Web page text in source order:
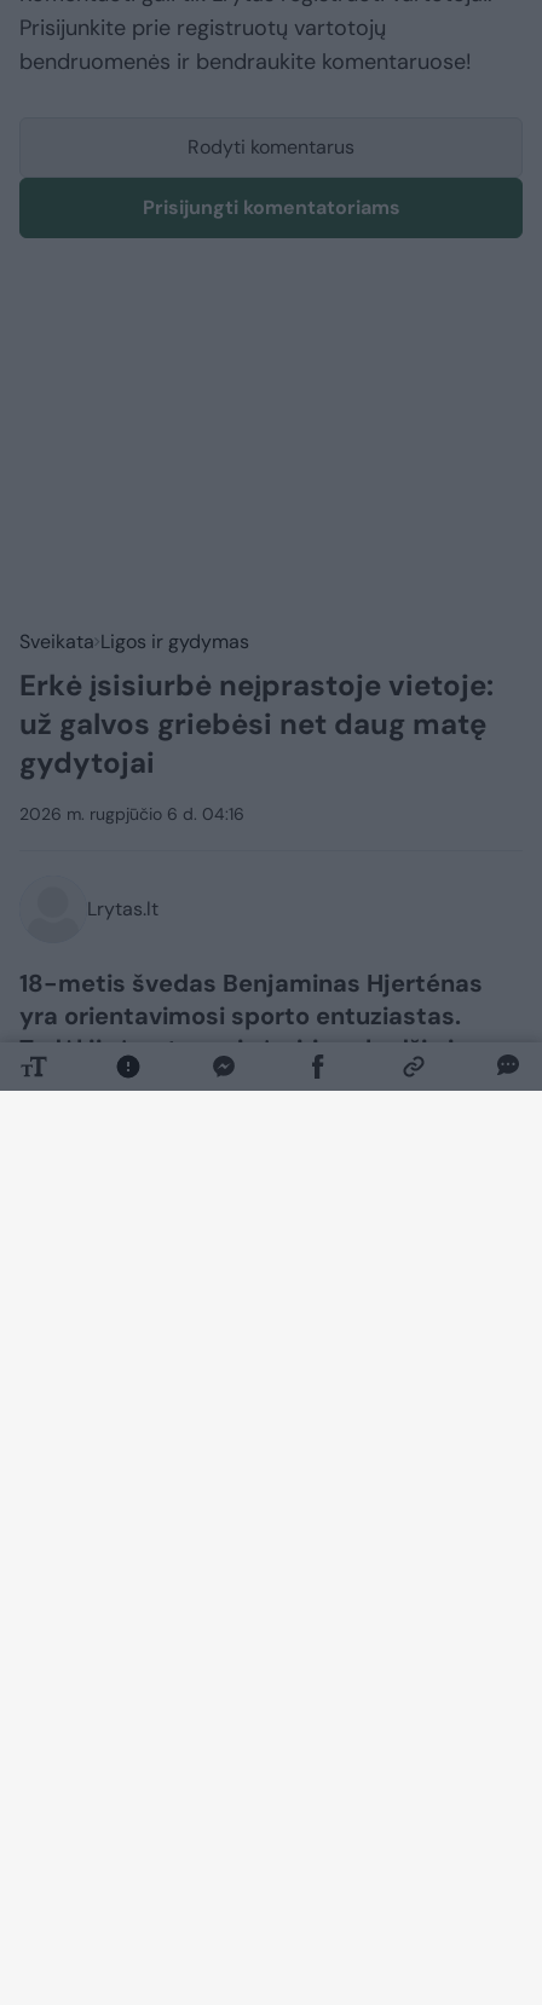
Prisijunkite prie registruotų vartotojų
bendruomenės ir bendraukite komentaruose!
Rodyti komentarus
Prisijungti komentatoriams
Sveikata Ligos ir gydymas
Erkė įsisiurbė neįprastoje vietoje:
už galvos griebėsi net daug matę
gydytojai
2026 m. rugpjūčio 6 d. 04:16
Lrytas.lt
18-metis švedas Benjaminas Hjerténas
yra orientavimosi sporto entuziastas.
Todėl jis įpratęs prie įvairių vabzdžių ir
parazitų. Tačiau vaikinui erkė įsisiurbė